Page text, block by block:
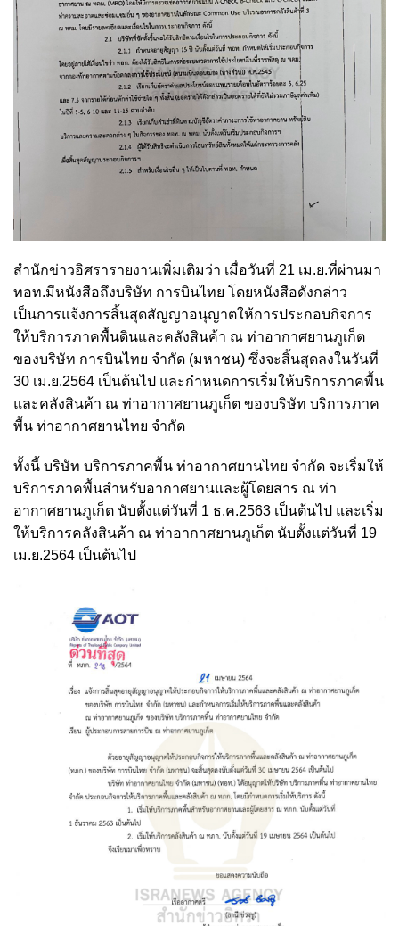
สำนักข่าวอิศรารายงานเพิ่มเติมว่า เมื่อวันที่ 21 เม.ย.ที่ผ่านมา
ทอท.มีหนังสือถึงบริษัท การบินไทย โดยหนังสือดังกล่าว
เป็นการแจ้งการสิ้นสุดสัญญาอนุญาตให้การประกอบกิจการ
ให้บริการภาคพื้นดินและคลังสินค้า ณ ท่าอากาศยานภูเก็ต
ของบริษัท การบินไทย จำกัด (มหาชน) ซึ่งจะสิ้นสุดลงในวันที่
30 เม.ย.2564 เป็นต้นไป และกำหนดการเริ่มให้บริการภาคพื้น
และคลังสินค้า ณ ท่าอากาศยานภูเก็ต ของบริษัท บริการภาค
พื้น ท่าอากาศยานไทย จำกัด
ทั้งนี้ บริษัท บริการภาคพื้น ท่าอากาศยานไทย จำกัด จะเริ่มให้
บริการภาคพื้นสำหรับอากาศยานและผู้โดยสาร ณ ท่า
อากาศยานภูเก็ต นับตั้งแต่วันที่ 1 ธ.ค.2563 เป็นต้นไป และเริ่ม
ให้บริการคลังสินค้า ณ ท่าอากาศยานภูเก็ต นับตั้งแต่วันที่ 19
เม.ย.2564 เป็นต้นไป